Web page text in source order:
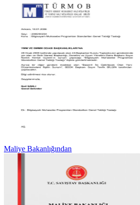
Maliye Bakanlığından